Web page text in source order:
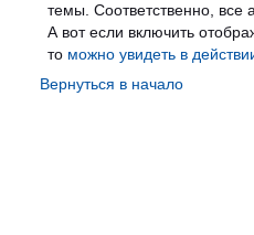
темы. Соответственно, все
А вот если включить
то можно увидеть в
Вернуться в начало